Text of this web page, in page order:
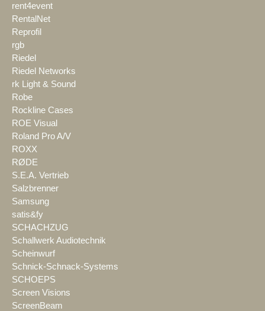
rent4event
RentalNet
Reprofil
rgb
Riedel
Riedel Networks
rk Light & Sound
Robe
Rockline Cases
ROE Visual
Roland Pro A/V
ROXX
RØDE
S.E.A. Vertrieb
Salzbrenner
Samsung
satis&fy
SCHACHZUG
Schallwerk Audiotechnik
Scheinwurf
Schnick-Schnack-Systems
SCHOEPS
Screen Visions
ScreenBeam